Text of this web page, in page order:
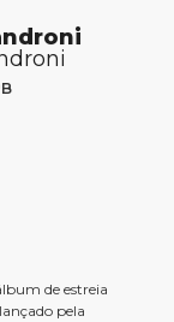
de estreia
pela